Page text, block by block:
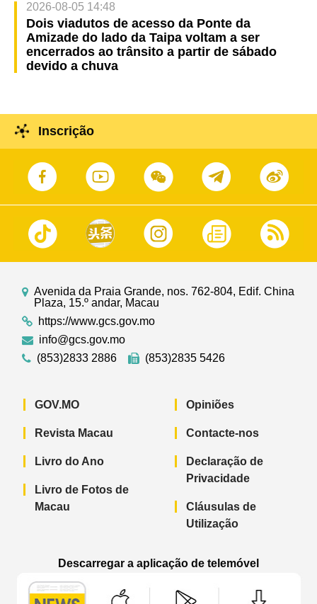
2026-08-05 14:48
Dois viadutos de acesso da Ponte da
Amizade do lado da Taipa voltam a ser
encerrados ao trânsito a partir de sábado
devido a chuva
Inscrição
Avenida da Praia Grande, nos. 762-804, Edif. China
Plaza, 15.º andar, Macau
https://www.gcs.gov.mo
info@gcs.gov.mo
(853)2833 2886
(853)2835 5426
GOV.MO
Revista Macau
Livro do Ano
Livro de Fotos de
Macau
Opiniões
Contacte-nos
Declaração de
Privacidade
Cláusulas de
Utilização
Descarregar a aplicação de telemóvel